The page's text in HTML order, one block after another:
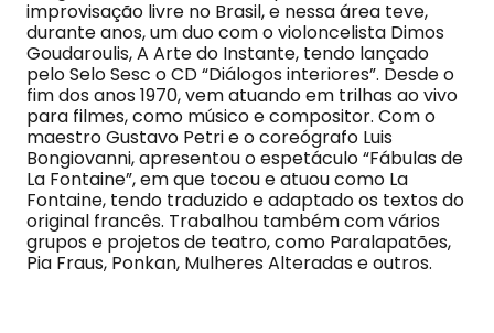
improvisação livre no Brasil, e nessa área teve,
durante anos, um duo com o violoncelista Dimos
Goudaroulis, A Arte do Instante, tendo lançado
pelo Selo Sesc o CD “Diálogos interiores”. Desde o
fim dos anos 1970, vem atuando em trilhas ao vivo
para filmes, como músico e compositor. Com o
maestro Gustavo Petri e o coreógrafo Luis
Bongiovanni, apresentou o espetáculo “Fábulas de
La Fontaine”, em que tocou e atuou como La
Fontaine, tendo traduzido e adaptado os textos do
original francês. Trabalhou também com vários
grupos e projetos de teatro, como Paralapatões,
Pia Fraus, Ponkan, Mulheres Alteradas e outros.